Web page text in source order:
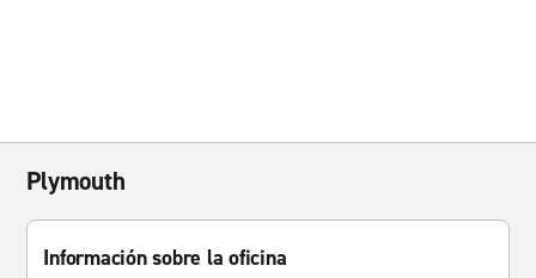
Plymouth
Información sobre la oficina